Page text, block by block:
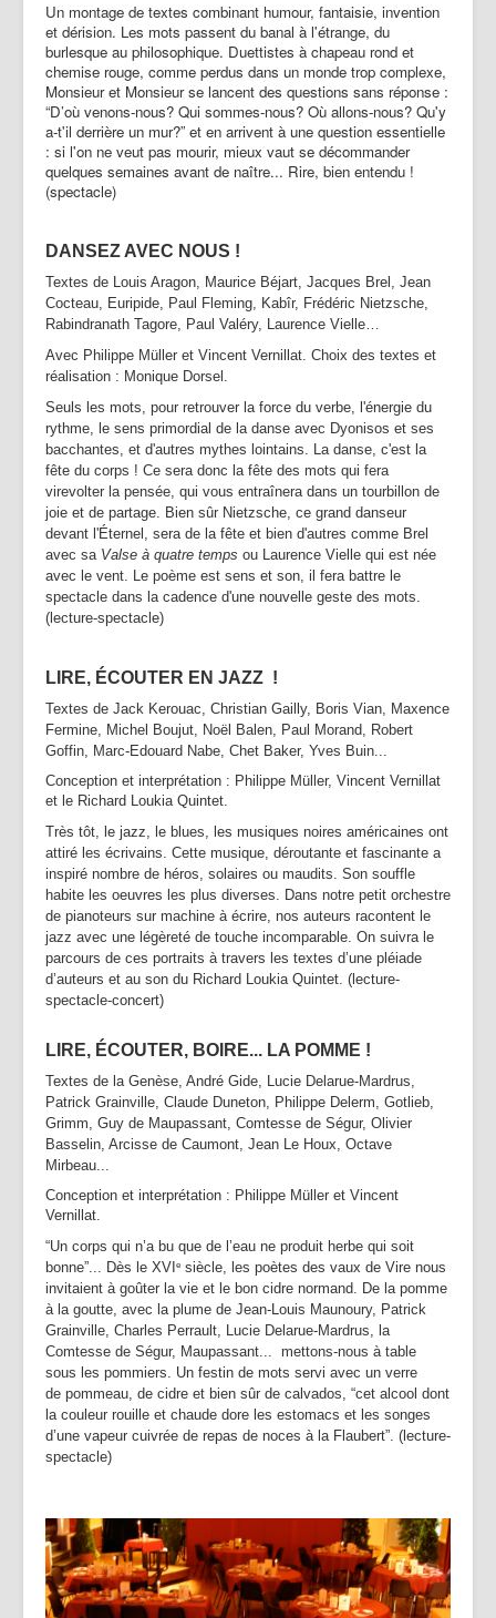
Un montage de textes combinant humour, fantaisie, invention
et dérision. Les mots passent du banal à l'étrange, du
burlesque au philosophique. Duettistes à chapeau rond et
chemise rouge, comme perdus dans un monde trop complexe,
Monsieur et Monsieur se lancent des questions sans réponse :
“D’où venons-nous? Qui sommes-nous? Où allons-nous? Qu'y
a-t'il derrière un mur?” et en arrivent à une question essentielle
: si l'on ne veut pas mourir, mieux vaut se décommander
quelques semaines avant de naître... Rire, bien entendu !
(spectacle)
DANSEZ AVEC NOUS !
Textes de Louis Aragon, Maurice Béjart, Jacques Brel, Jean
Cocteau, Euripide, Paul Fleming, Kabîr, Frédéric Nietzsche,
Rabindranath Tagore, Paul Valéry, Laurence Vielle…
Avec Philippe Müller et Vincent Vernillat. Choix des textes et
réalisation : Monique Dorsel.
Seuls les mots, pour retrouver la force du verbe, l'énergie du
rythme, le sens primordial de la danse avec Dyonisos et ses
bacchantes, et d'autres mythes lointains. La danse, c'est la
fête du corps ! Ce sera donc la fête des mots qui fera
virevolter la pensée, qui vous entraînera dans un tourbillon de
joie et de partage. Bien sûr Nietzsche, ce grand danseur
devant l'Éternel, sera de la fête et bien d'autres comme Brel
avec sa Valse à quatre temps ou Laurence Vielle qui est née
avec le vent. Le poème est sens et son, il fera battre le
spectacle dans la cadence d'une nouvelle geste des mots.
(lecture-spectacle)
LIRE, ÉCOUTER EN JAZZ !
Textes de Jack Kerouac, Christian Gailly, Boris Vian, Maxence
Fermine, Michel Boujut, Noël Balen, Paul Morand, Robert
Goffin, Marc-Edouard Nabe, Chet Baker, Yves Buin...
Conception et interprétation : Philippe Müller, Vincent Vernillat
et le Richard Loukia Quintet.
Très tôt, le jazz, le blues, les musiques noires américaines ont
attiré les écrivains. Cette musique, déroutante et fascinante a
inspiré nombre de héros, solaires ou maudits. Son souffle
habite les oeuvres les plus diverses. Dans notre petit orchestre
de pianoteurs sur machine à écrire, nos auteurs racontent le
jazz avec une légèreté de touche incomparable. On suivra le
parcours de ces portraits à travers les textes d’une pléiade
d’auteurs et au son du Richard Loukia Quintet. (lecture-
spectacle-concert)
LIRE, ÉCOUTER, BOIRE... LA POMME !
Textes de la Genèse, André Gide, Lucie Delarue-Mardrus,
Patrick Grainville, Claude Duneton, Philippe Delerm, Gotlieb,
Grimm, Guy de Maupassant, Comtesse de Ségur, Olivier
Basselin, Arcisse de Caumont, Jean Le Houx, Octave
Mirbeau...
Conception et interprétation : Philippe Müller et Vincent
Vernillat.
“Un corps qui n’a bu que de l’eau ne produit herbe qui soit
bonne”... Dès le XVI e siècle, les poètes des vaux de Vire nous
invitaient à goûter la vie et le bon cidre normand. De la pomme
à la goutte, avec la plume de Jean-Louis Maunoury, Patrick
Grainville, Charles Perrault, Lucie Delarue-Mardrus, la
Comtesse de Ségur, Maupassant... mettons-nous à table
sous les pommiers. Un festin de mots servi avec un verre
de pommeau, de cidre et bien sûr de calvados, “cet alcool dont
la couleur rouille et chaude dore les estomacs et les songes
d’une vapeur cuivrée de repas de noces à la Flaubert”. (lecture-
spectacle)